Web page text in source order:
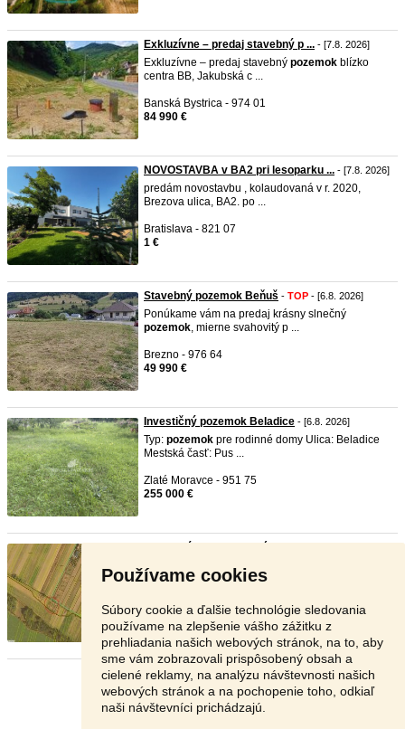
Používame cookies
Súbory cookie a ďalšie technológie sledovania
používame na zlepšenie vášho zážitku z
prehliadania našich webových stránok, na to, aby
sme vám zobrazovali prispôsobený obsah a
cielené reklamy, na analýzu návštevnosti našich
webových stránok a na pochopenie toho, odkiaľ
naši návštevníci prichádzajú.
Exkluzívne – predaj stavebný p ... - [7.8. 2026]
Exkluzívne – predaj stavebný pozemok blízko
centra BB, Jakubská c ...
Banská Bystrica - 974 01
84 990 €
NOVOSTAVBA v BA2 pri lesoparku ... - [7.8. 2026]
predám novostavbu , kolaudovaná v r. 2020,
Brezova ulica, BA2. po ...
Bratislava - 821 07
1 €
Stavebný pozemok Beňuš - TOP - [6.8. 2026]
Ponúkame vám na predaj krásny slnečný
pozemok, mierne svahovitý p ...
Brezno - 976 64
49 990 €
Investičný pozemok Beladice - [6.8. 2026]
Typ: pozemok pre rodinné domy Ulica: Beladice
Mestská časť: Pus ...
Zlaté Moravce - 951 75
255 000 €
Ponúkam na predaj stavebný
Martin - 038 12
51 000 €
Stránka: 1 2 3 Ďalšia